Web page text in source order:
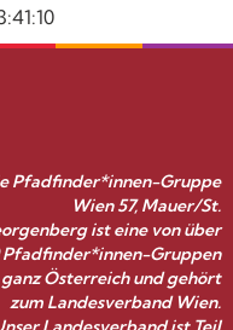
Pfadfinder*innen-Gruppe
Wien 57, Mauer/St.
ist eine von über
Pfadfinder*innen-Gruppen
Österreich und gehört
zum Landesverband Wien.